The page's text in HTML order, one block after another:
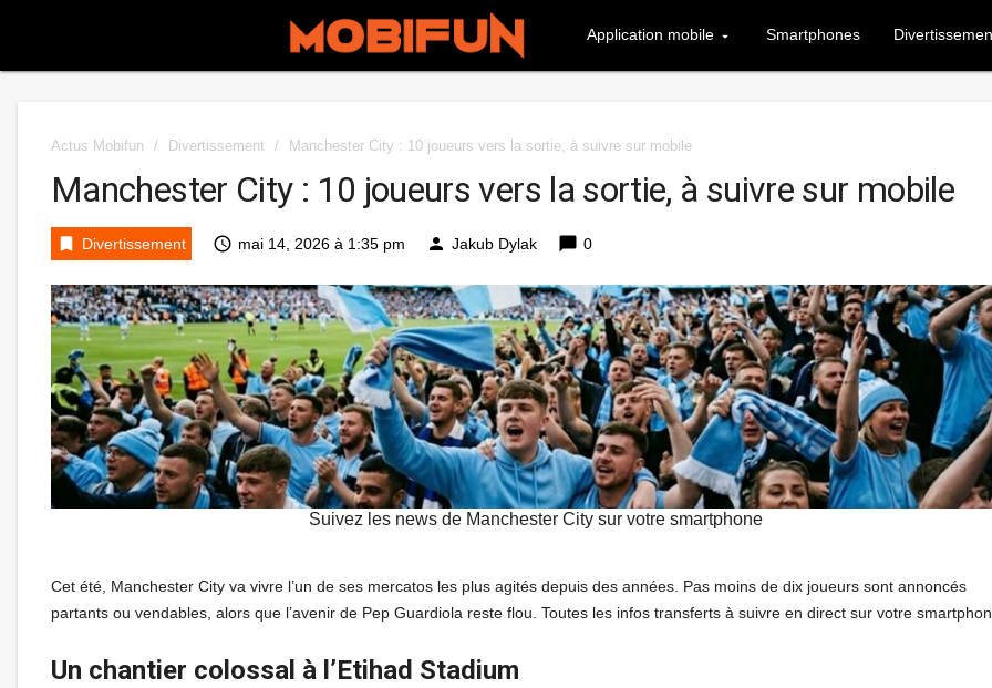
Application mobile Smartphones
Actus Mobifun / Divertissement / Manchester City : 10 joueurs vers la sortie, à suivre sur mobile
Manchester City : 10 joueurs vers la sortie, à suivre sur mobile
bookmark Divertissement access_time mai 14, 2026 à 1:35 pm person Jakub Dylak chat_bubble 0
Suivez les news de Manchester City sur votre smartphone
Cet été, Manchester City va vivre l’un de ses mercatos les plus agités depuis des années. Pas moins de dix joueurs sont annoncés
partants ou vendables, alors que l’avenir de Pep Guardiola reste flou. Toutes les infos transferts à suivre en direct sur votre
Un chantier colossal à l’Etihad Stadium